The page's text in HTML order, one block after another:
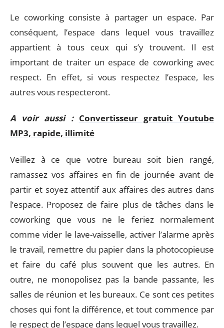
Le coworking consiste à partager un espace. Par
conséquent, l’espace dans lequel vous travaillez
appartient à tous ceux qui s’y trouvent. Il est
important de traiter un espace de coworking avec
respect. En effet, si vous respectez l’espace, les
autres vous respecteront.
A voir aussi : Convertisseur gratuit Youtube
MP3, rapide, illimité
Veillez à ce que votre bureau soit bien rangé,
ramassez vos affaires en fin de journée avant de
partir et soyez attentif aux affaires des autres dans
l’espace. Proposez de faire plus de tâches dans le
coworking que vous ne le feriez normalement
comme vider le lave-vaisselle, activer l’alarme après
le travail, remettre du papier dans la photocopieuse
et faire du café plus souvent que les autres. En
outre, ne monopolisez pas la bande passante, les
salles de réunion et les bureaux. Ce sont ces petites
choses qui font la différence, et tout commence par
le respect de l’espace dans lequel vous travaillez.